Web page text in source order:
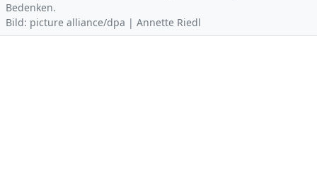
Bedenken.
Bild: picture alliance/dpa | Annette Riedl